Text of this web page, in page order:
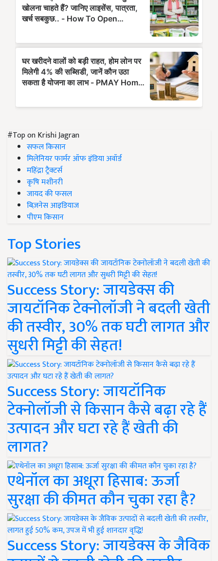
#Top on Krishi Jagran
सफल किसान
मिलेनियर फार्मर ऑफ इंडिया अवॉर्ड
महिंद्रा ट्रैक्टर्स
कृषि मशीनरी
जायद की फसल
बिज़नेस आइडियाज
पीएम किसान
Top Stories
Success Story: जायडेक्स की
जायटॉनिक टेक्नोलॉजी ने बदली खेती
की तस्वीर, 30% तक घटी लागत और
सुधरी मिट्टी की सेहत!
Success Story: जायटॉनिक
टेक्नोलॉजी से किसान कैसे बढ़ा रहे हैं
उत्पादन और घटा रहे हैं खेती की
लागत?
एथेनॉल का अधूरा हिसाब: ऊर्जा
सुरक्षा की कीमत कौन चुका रहा है?
Success Story: जायडेक्स के जैविक